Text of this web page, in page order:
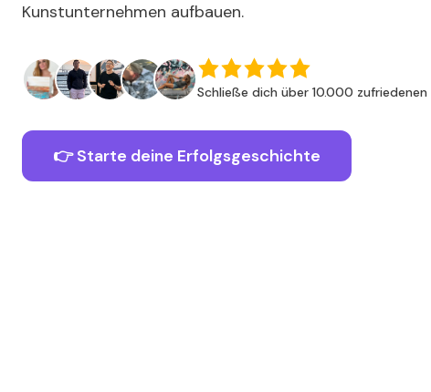
Kunstunternehmen aufbauen.
Schließe dich über 10.000 zufriedenen
👉 Starte deine Erfolgsgeschichte